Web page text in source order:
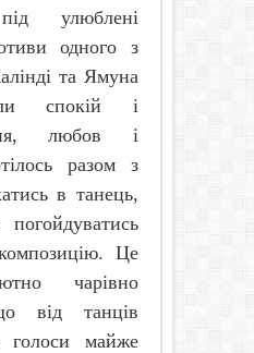
улюблені
одного з
та Ямуна
спокій і
любов і
разом з
в танець,
Це
чарівно
від танців
голоси майже